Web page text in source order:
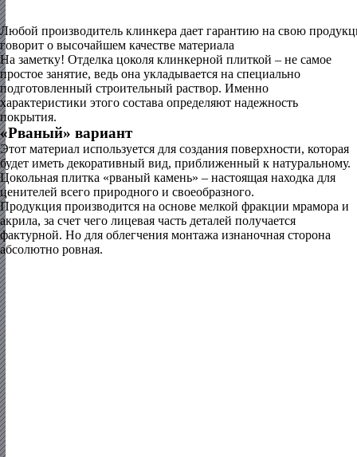
Любой производитель клинкера дает гарантию на свою
говорит о высочайшем качестве материала
На заметку! Отделка цоколя клинкерной плиткой – не самое
простое занятие, ведь она укладывается на специально
подготовленный строительный раствор. Именно
характеристики этого состава определяют надежность
покрытия.
«Рваный» вариант
Этот материал используется для создания поверхности, которая
будет иметь декоративный вид, приближенный к натуральному.
Цокольная плитка «рваный камень» – настоящая находка для
ценителей всего природного и своеобразного.
Продукция производится на основе мелкой фракции мрамора и
акрила, за счет чего лицевая часть деталей получается
фактурной. Но для облегчения монтажа изнаночная сторона
абсолютно ровная.